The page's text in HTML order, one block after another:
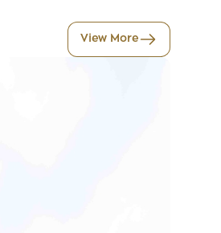
View More